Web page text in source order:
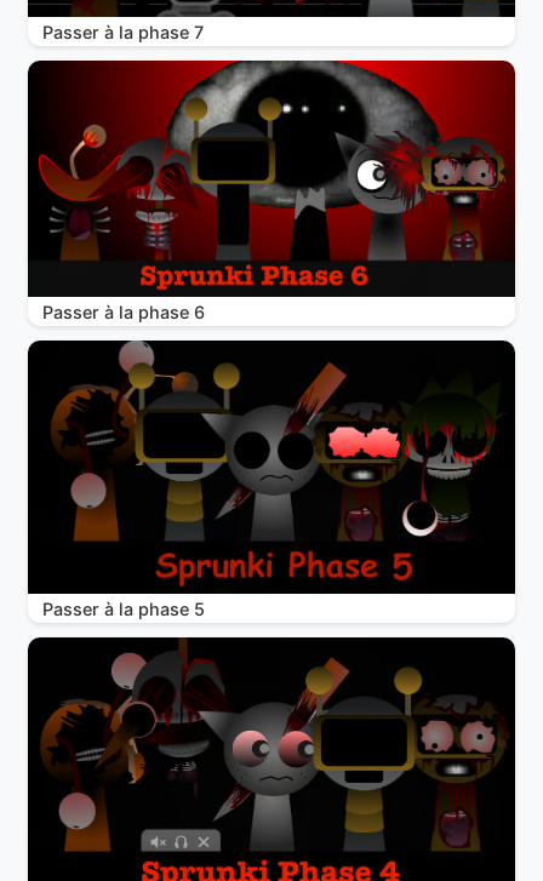
Passer à la phase 7
Passer à la phase 6
Passer à la phase 5